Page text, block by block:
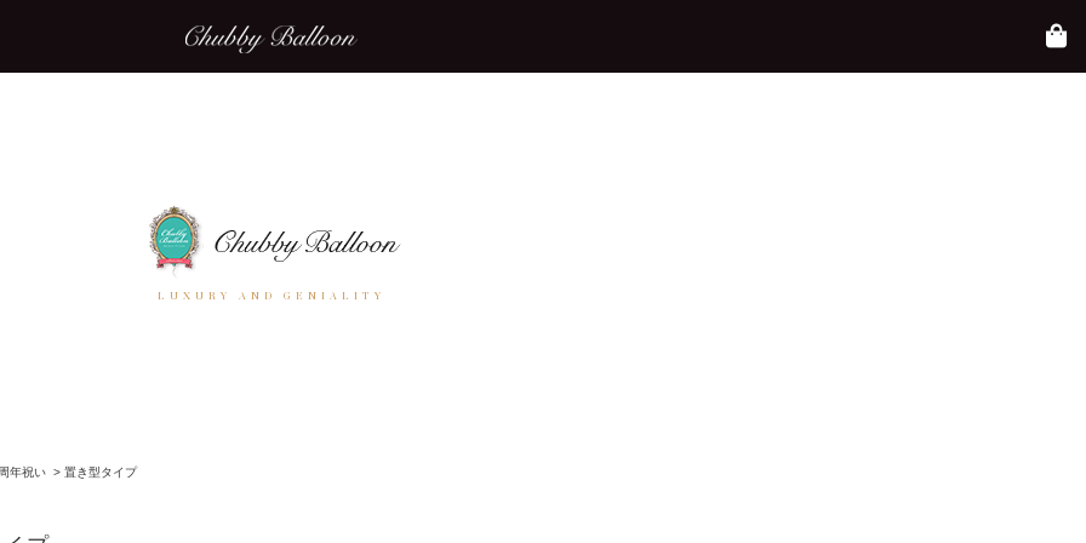
LUXURY AND GENIALITY
年祝い >置き型タイプ